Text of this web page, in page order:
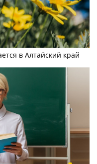
в Алтайский край